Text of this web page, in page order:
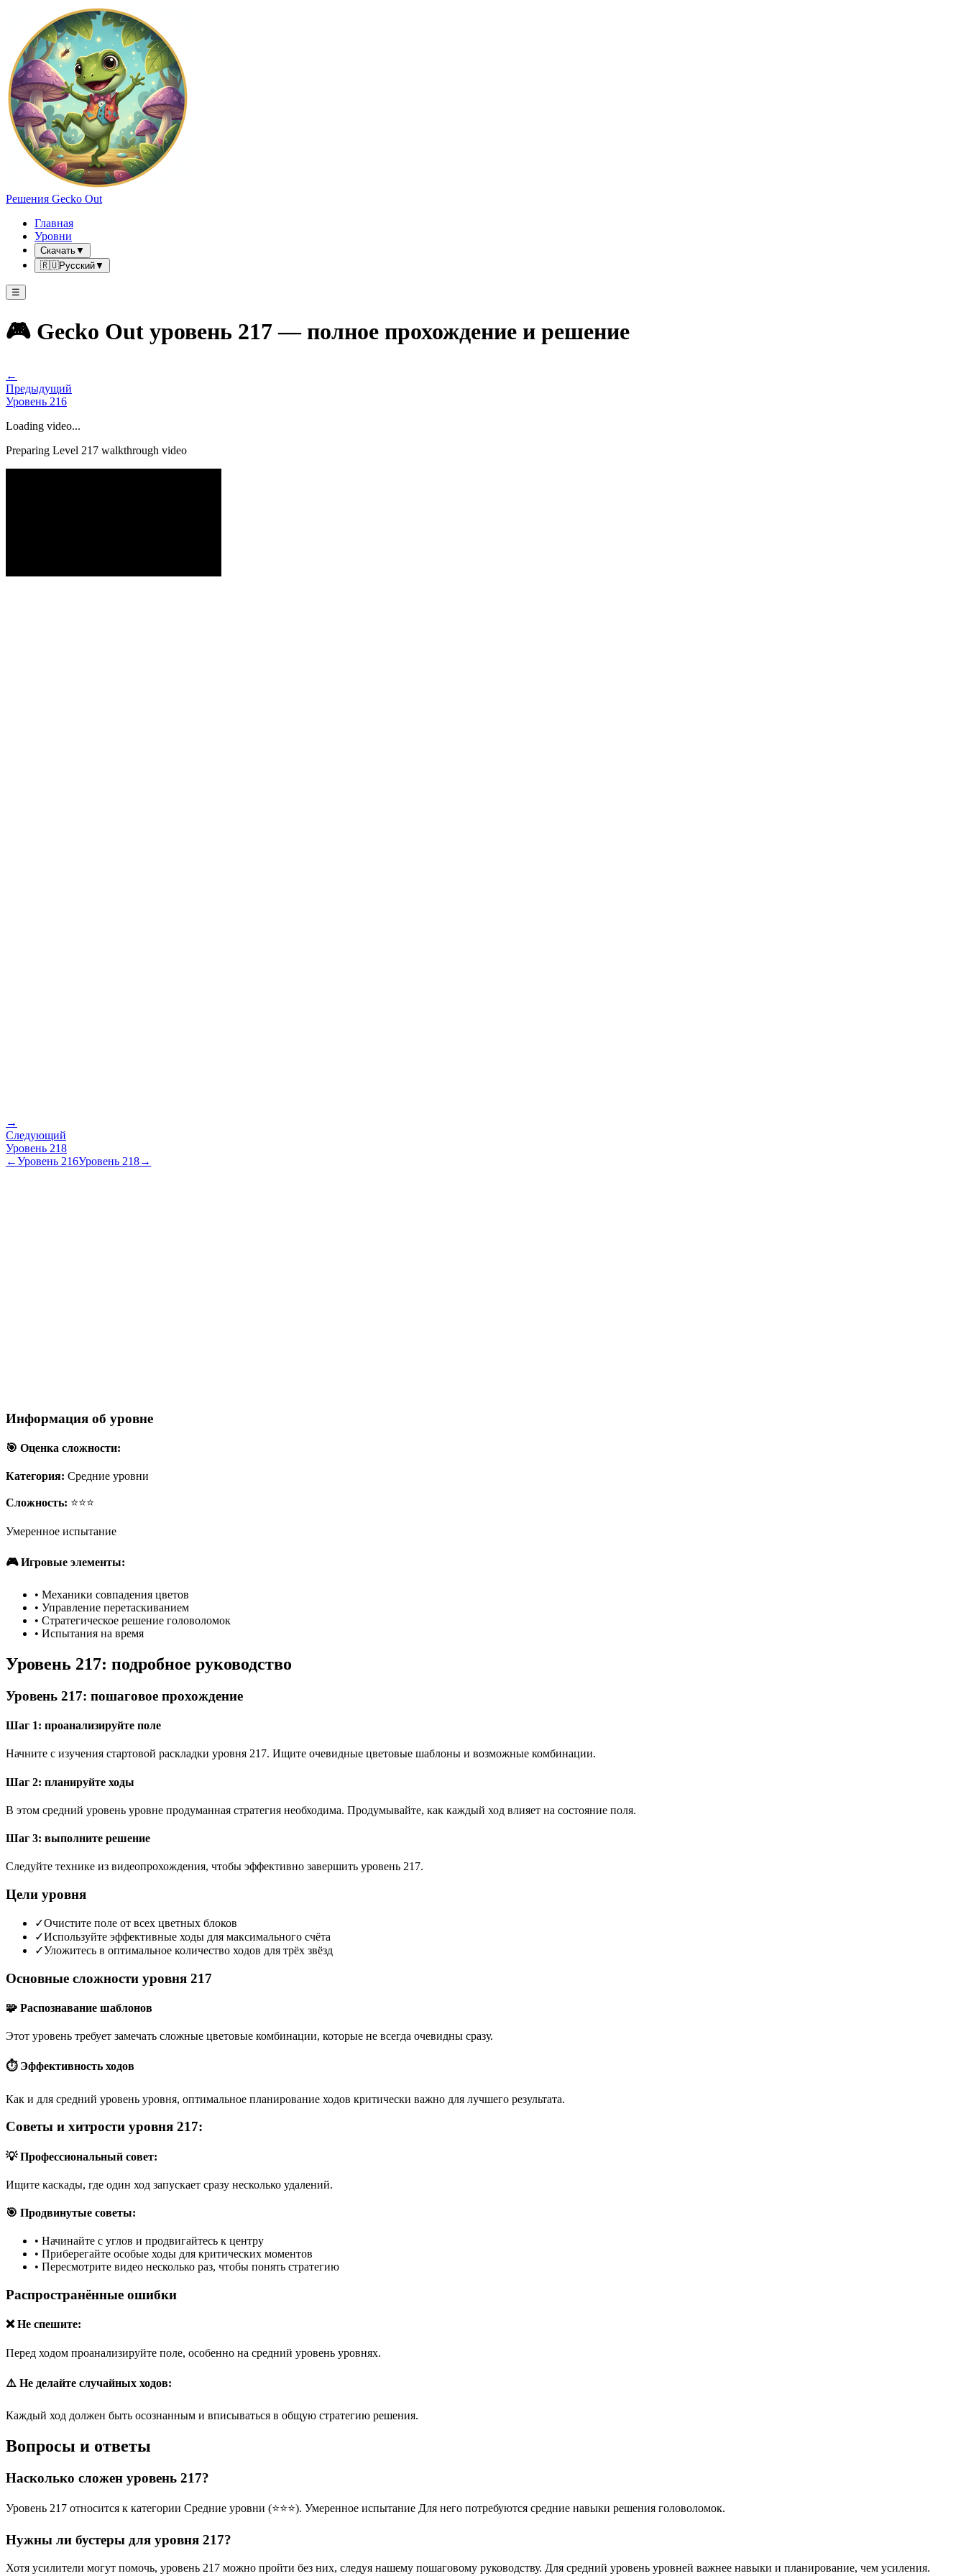
Решения Gecko Out
Главная
Уровни
Скачать▼
🇷🇺Русский▼
☰
🎮 Gecko Out уровень 217 — полное прохождение и решение
←
Предыдущий
Уровень 216
Loading video...
Preparing Level 217 walkthrough video
→
Следующий
Уровень 218
←Уровень 216Уровень 218→
Информация об уровне
🎯 Оценка сложности:
Категория: Средние уровни
Сложность: ⭐⭐⭐
Умеренное испытание
🎮 Игровые элементы:
• Механики совпадения цветов
• Управление перетаскиванием
• Стратегическое решение головоломок
• Испытания на время
Уровень 217: подробное руководство
Уровень 217: пошаговое прохождение
Шаг 1: проанализируйте поле
Начните с изучения стартовой раскладки уровня 217. Ищите очевидные цветовые шаблоны и возможные комбинации.
Шаг 2: планируйте ходы
В этом средний уровень уровне продуманная стратегия необходима. Продумывайте, как каждый ход влияет на состояние поля.
Шаг 3: выполните решение
Следуйте технике из видеопрохождения, чтобы эффективно завершить уровень 217.
Цели уровня
✓Очистите поле от всех цветных блоков
✓Используйте эффективные ходы для максимального счёта
✓Уложитесь в оптимальное количество ходов для трёх звёзд
Основные сложности уровня 217
🧩 Распознавание шаблонов
Этот уровень требует замечать сложные цветовые комбинации, которые не всегда очевидны сразу.
⏱️ Эффективность ходов
Как и для средний уровень уровня, оптимальное планирование ходов критически важно для лучшего результата.
Советы и хитрости уровня 217:
💡 Профессиональный совет:
Ищите каскады, где один ход запускает сразу несколько удалений.
🎯 Продвинутые советы:
• Начинайте с углов и продвигайтесь к центру
• Приберегайте особые ходы для критических моментов
• Пересмотрите видео несколько раз, чтобы понять стратегию
Распространённые ошибки
❌ Не спешите:
Перед ходом проанализируйте поле, особенно на средний уровень уровнях.
⚠️ Не делайте случайных ходов:
Каждый ход должен быть осознанным и вписываться в общую стратегию решения.
Вопросы и ответы
Насколько сложен уровень 217?
Уровень 217 относится к категории Средние уровни (⭐⭐⭐). Умеренное испытание Для него потребуются средние навыки решения головоломок.
Нужны ли бустеры для уровня 217?
Хотя усилители могут помочь, уровень 217 можно пройти без них, следуя нашему пошаговому руководству. Для средний уровень уровней важнее навыки и планирование, чем усиления.